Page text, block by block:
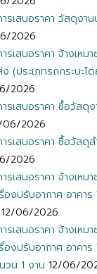
รเสนอราคา วัสดุงา
2026
รเสนอราคา จ้างเห
(ประเภทรถกระบะโ
2026
ารเสนอราคา ซื้อวัสดุ
06/2026
ารเสนอราคา ซื้อวัสดุ
2026
ารเสนอราคา จ้างเห
องปรับอากาศ อาคา
12/06/2026
ารเสนอราคา จ้างเห
องปรับอากาศ อาคา
วน 1 งาน 12/06/